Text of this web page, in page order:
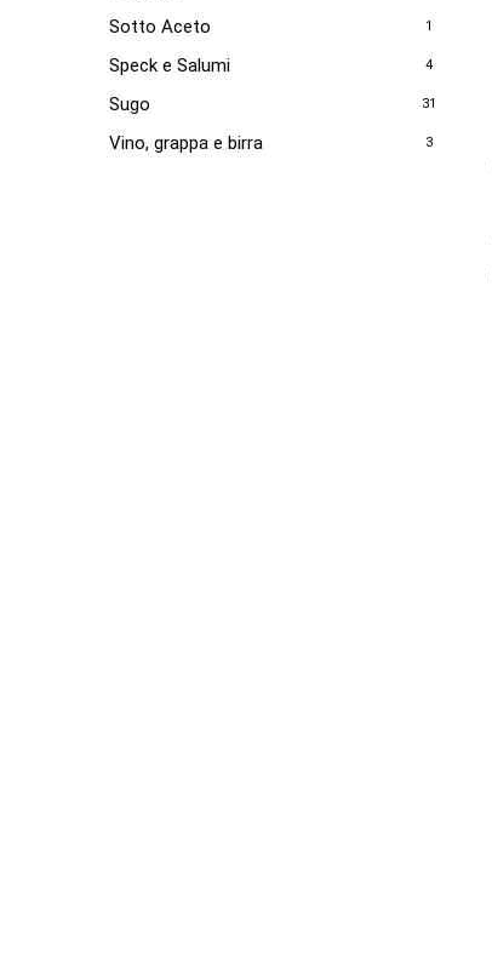
Sotto Aceto 1
Speck e Salumi 4
Sugo 31
Vino, grappa e birra 3